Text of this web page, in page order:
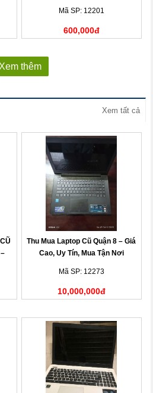
Mã SP: 12201
600,000đ
Xem thêm
Xem tất cả
Thu Mua Laptop Cũ Quận 8 – Giá
Cao, Uy Tín, Mua Tận Nơi
Mã SP: 12273
10,000,000đ